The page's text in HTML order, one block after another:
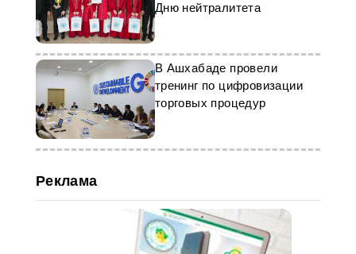
Дню нейтралитета
В Ашхабаде провели
тренинг по цифровизации
торговых процедур
Реклама